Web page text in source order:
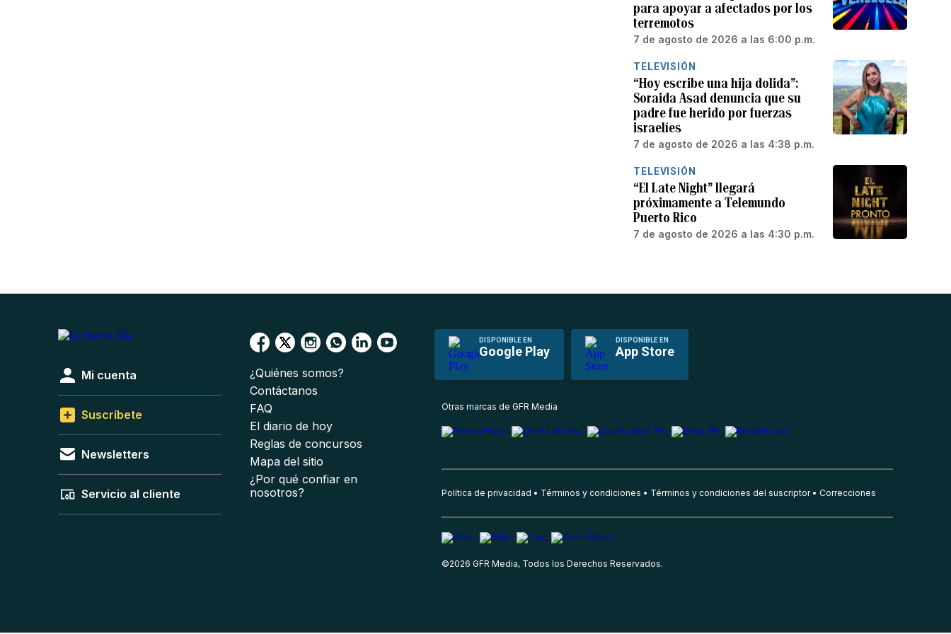
para apoyar a afectados por los
terremotos
7 de agosto de 2026 a las 6:00 p.m.
TELEVISIÓN
“Hoy escribe una hija dolida”:
Soraida Asad denuncia que su
padre fue herido por fuerzas
israelíes
7 de agosto de 2026 a las 4:38 p.m.
TELEVISIÓN
“El Late Night” llegará
próximamente a Telemundo
Puerto Rico
7 de agosto de 2026 a las 4:30 p.m.
DISPONIBLE EN
Google Play
DISPONIBLE EN
App Store
Mi cuenta
Suscríbete
Newsletters
Servicio al cliente
¿Quiénes somos?
Contáctanos
FAQ
El diario de hoy
Reglas de concursos
Mapa del sitio
¿Por qué confiar en
nosotros?
Otras marcas de GFR Media
Política de privacidad Términos y condiciones Términos y condiciones del suscriptor Correcciones
©2026 GFR Media, Todos los Derechos Reservados.